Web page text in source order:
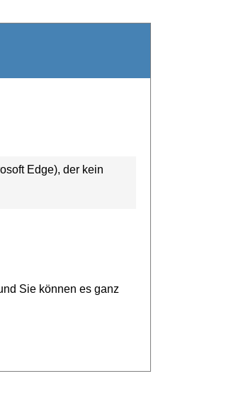
Edge), der kein
Sie können es ganz